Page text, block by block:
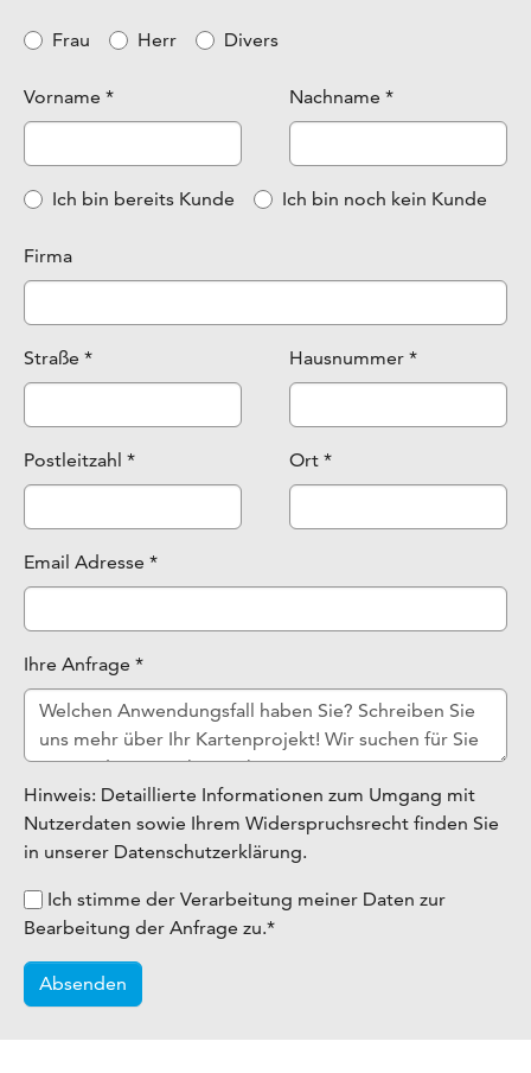
Anrede
Frau Herr Divers
Vorname * Nachname *
Auswahlknopf*
Ich bin bereits Kunde Ich bin noch kein Kunde
Firma
Straße * Hausnummer *
Postleitzahl * Ort *
Email Adresse *
Ihre Anfrage *
Hinweis: Detaillierte Informationen zum Umgang mit
Nutzerdaten sowie Ihrem Widerspruchsrecht finden Sie
in unserer Datenschutzerklärung.
Ich stimme der Verarbeitung meiner Daten zur
Bearbeitung der Anfrage zu.*
Absenden